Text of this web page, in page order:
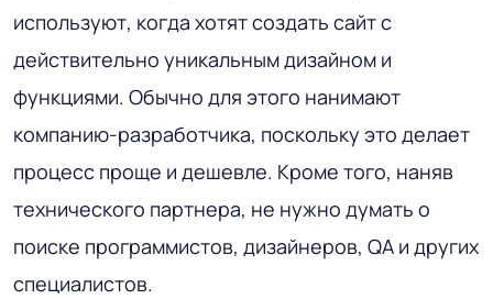
используют, когда хотят создать сайт с
действительно уникальным дизайном и
функциями. Обычно для этого нанимают
компанию-разработчика, поскольку это делает
процесс проще и дешевле. Кроме того, наняв
технического партнера, не нужно думать о
поиске программистов, дизайнеров, QA и других
специалистов.